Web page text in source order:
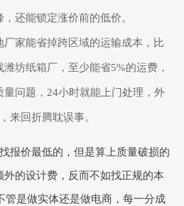
还能锁定涨价前的低价。
厂家能省掉跨区域的运输成本，比
坊纸箱厂，至少能省5%的运费，
问题，24小时就能上门处理，外
来回折腾耽误事。
报价最低的，但是算上质量破损的
的设计费，反而不如找正规的本
管是做实体还是做电商，每一分成